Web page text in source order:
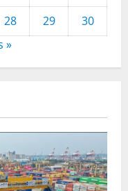
28 29
30
»